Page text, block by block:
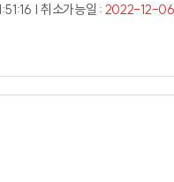
| 취소가능일 : 2022-12-06